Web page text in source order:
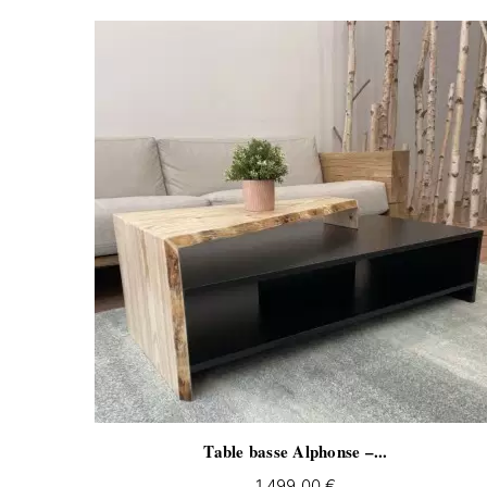
Table basse Alphonse –...